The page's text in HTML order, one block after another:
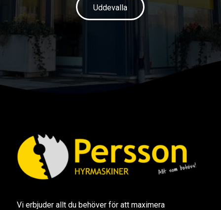
Uddevalla
Vi erbjuder allt du behöver för att maximera